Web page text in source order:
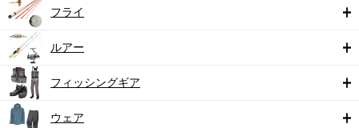
フライ
ルアー
フィッシングギア
ウェア